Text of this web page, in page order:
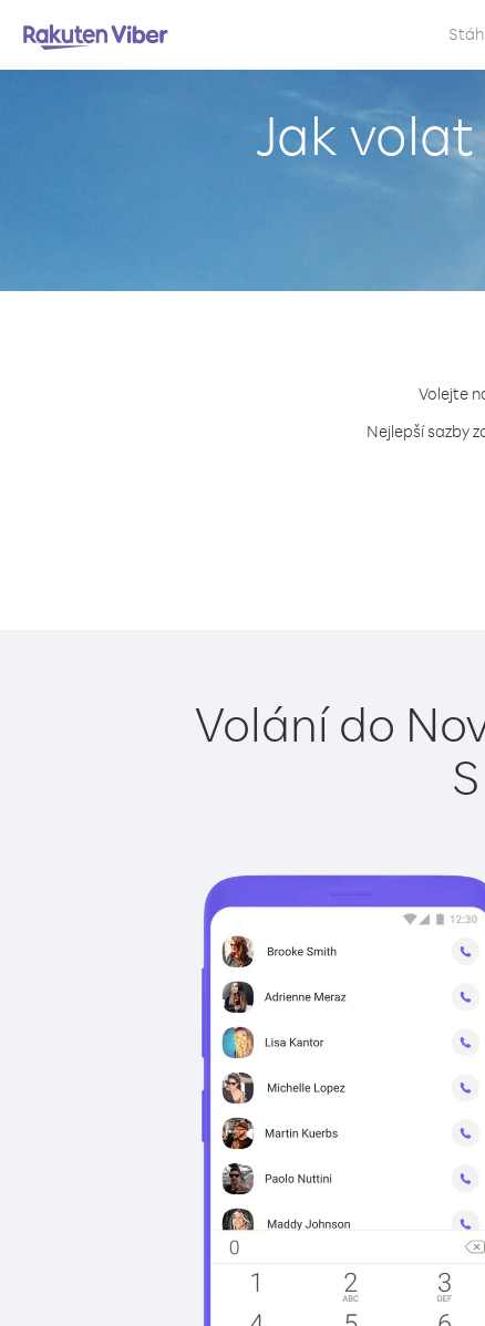
Jak
Volejte
Nejlepší sazby
Volání do